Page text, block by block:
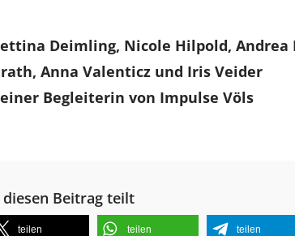
Deimling, Nicole Hilpold,
Anna Valenticz und Iris Veider
Begleiterin von Impulse Völs
Beitrag teilt
teilen teilen teilen